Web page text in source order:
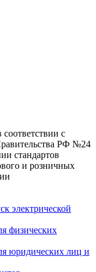
с
РФ №24
стандартов
и розничных
электрической
физических
юридических лиц и